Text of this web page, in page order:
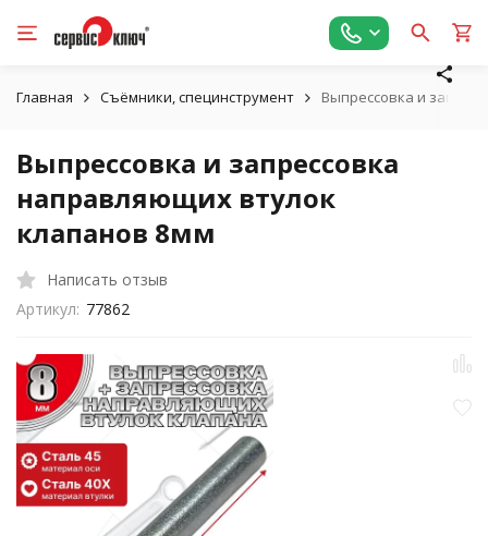
Главная Съёмники, специнструмент Выпрессовка и
Выпрессовка и запрессовка
направляющих втулок
клапанов 8мм
Написать отзыв
Артикул: 77862